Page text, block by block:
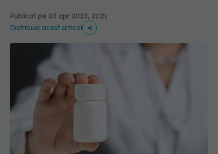
Publicat pe 03 apr 2023, 21:21
Distribuie acest articol